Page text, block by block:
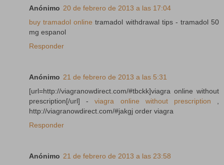
Anónimo 20 de febrero de 2013 a las 17:04
buy tramadol online tramadol withdrawal tips - tramadol 50
mg espanol
Responder
Anónimo 21 de febrero de 2013 a las 5:31
[url=http://viagranowdirect.com/#tbckk]viagra online without
prescription[/url] -viagra online without prescription ,
http://viagranowdirect.com/#jakgj order viagra
Responder
Anónimo 21 de febrero de 2013 a las 23:58